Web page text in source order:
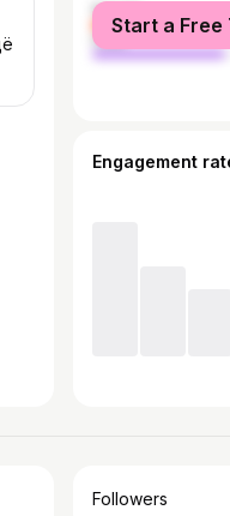
female
male
Start a Free
Engagement
Followers